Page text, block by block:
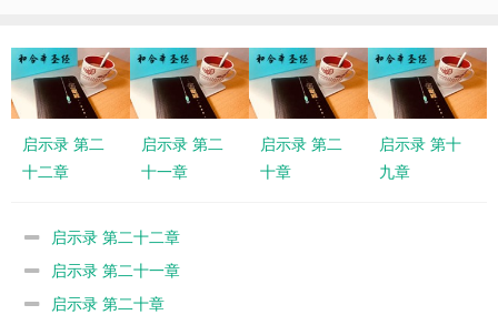
启示录 第二
十二章
启示录 第二
十一章
启示录 第二
十章
启示录 第十
九章
启示录 第二十二章
启示录 第二十一章
启示录 第二十章